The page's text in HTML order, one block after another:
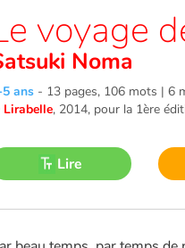
voyage
Noma
ans - 13 pages, 106 mots | 6
Lirabelle, 2014, pour la 1ère
Lire